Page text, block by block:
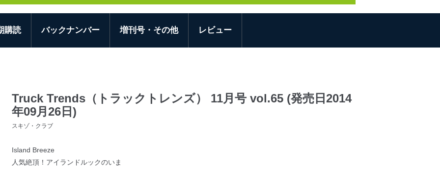
購読 バックナンバー 増刊号・その他 レビュー
Truck Trends（トラックトレンズ） 11月号 vol.65 (発売日2014
年09月26日)
スキゾ・クラブ
Island Breeze
人気絶頂！アイランドルックのいま